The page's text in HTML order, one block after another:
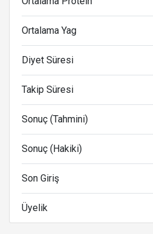
Ortalama Yag
Diyet Süresi
Takip Süresi
Sonuç (Tahmini)
Sonuç (Hakiki)
Son Giriş
Üyelik